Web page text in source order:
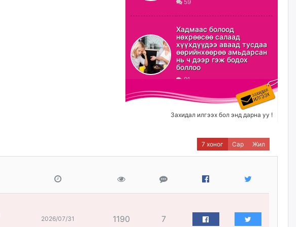
ХЗДХ-ын сайд С.Амарсайхан:
Авлигаар авсан хөрөнгийг
хурааж, нийгмийн сайн
сайхны хөгжилд зориулах
бөгөөд үүнийг хэд хэдэн эрх
бүхий байгууллагаас санал авна
өчигдѳр
Шатахууныг олдож байгаа
газраас нь л авч байна. Үнэ
тарифаас илүү хангамж дээр
анхаарч байна
Ц.Будханд: Дүүгээ гараад
долоон сарын хугацаа
Барилгын салбарын 100
59
Хадмаас болоод
нөхрөөсөө салаад
хүүхдүүдээ аваад тусдаа
өөрийнхөөрөө амьдарсан
нь ч дээр гэж бодох
боллоо
91
Захидал илгээх бол энд дарна уу !
7 хоног Сар Жил
2026/07/31 1190 7